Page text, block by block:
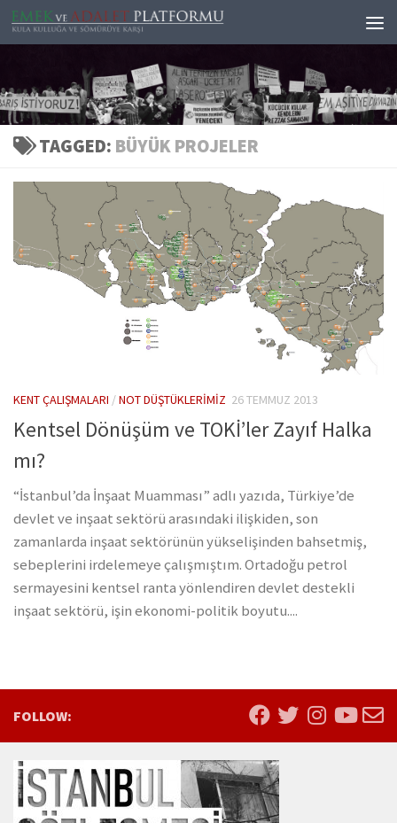
Skip to content
TAGGED: BÜYÜK PROJELER
KENT ÇALIŞMALARI /NOT DÜŞTÜKLERIMIZ 26 TEMMUZ 2013
Kentsel Dönüşüm ve TOKİ’ler Zayıf Halka
mı?
“İstanbul’da İnşaat Muamması” adlı yazıda, Türkiye’de
devlet ve inşaat sektörü arasındaki ilişkiden, son
zamanlarda inşaat sektörünün yükselişinden bahsetmiş,
sebeplerini irdelemeye çalışmıştım. Ortadoğu petrol
sermayesini kentsel ranta yönlendiren devlet destekli
inşaat sektörü, işin ekonomi-politik boyutu....
FOLLOW: